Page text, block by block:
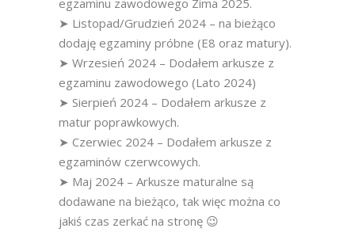
egzaminu zawodowego Zima 2025.
➤ Listopad/Grudzień 2024 – na bieżąco
dodaję egzaminy próbne (E8 oraz matury).
➤ Wrzesień 2024 – Dodałem arkusze z
egzaminu zawodowego (Lato 2024)
➤ Sierpień 2024 – Dodałem arkusze z
matur poprawkowych.
➤ Czerwiec 2024 – Dodałem arkusze z
egzaminów czerwcowych.
➤ Maj 2024 – Arkusze maturalne są
dodawane na bieżąco, tak więc można co
jakiś czas zerkać na stronę 😉